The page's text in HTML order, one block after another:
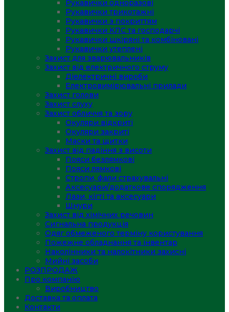
Рукавички одноразові
Рукавички трикотажні
Рукавички з покриттям
Рукавички КЛС та господарчі
Рукавички шкіряні та комбіновані
Рукавички утеплені
Захист для зварювальників
Захист від електричного струму
Діелектричні вироби
Електровимірювальні прилади
Захист голови
Захист слуху
Захист обличчя та зору
Окуляри відкриті
Окуляри закриті
Маски та щитки
Захист від падіння з висоти
Пояси безлямкові
Пояси лямкові
Стропи, фали страхувальні
Аксесуари/додаткове спорядження
Лази, кігті та аксесуари
Шнури
Захист від хімічних речовин
Сигнальна продукція
Одяг обмеженого терміну користування
Пожежне обладнання та інвентар
Наколінники та налокітники захисні
Мийні засоби
РОЗПРОДАЖ
Про компанію
Виробництво
Доставка та оплата
Контакти